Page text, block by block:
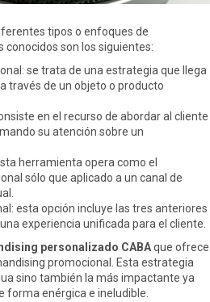
tipos o enfoques de
son los siguientes:
se trata de una estrategia que llega
través de un objeto o producto
en el recurso de abordar al cliente
su atención sobre un
herramienta opera como el
sólo que aplicado a un canal de
esta opción incluye las tres anteriores
experiencia unificada para el cliente.
personalizado CABAque ofrece
promocional. Esta estrategia
sino también la más impactante ya
forma enérgica e ineludible.